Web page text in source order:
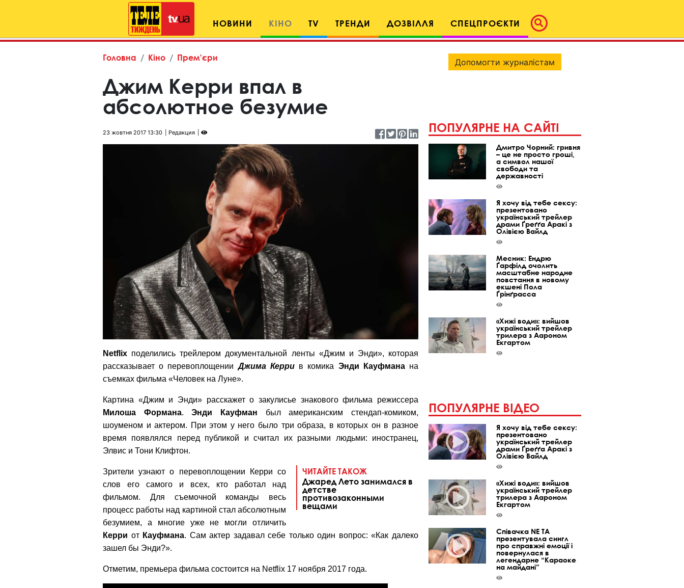
НОВИНИ КІНО TV ТРЕНДИ ДОЗВІЛЛЯ СПЕЦПРОЄКТИ
Головна Кіно Прем'єри
Джим Керри впал в
абсолютное безумие
23 жовтня 2017 13:30 Редакция
Netflix поделились трейлером документальной ленты «Джим и Энди», которая
рассказывает о перевоплощенииДжима Керри в комика Энди Кауфманана
съемках фильма «Человек на Луне».
Картина «Джим и Энди» расскажет о закулисье знакового фильма режиссера
Милоша Формана.Энди Кауфман был американским стендап-комиком,
шоуменом и актером. При этом у него было три образа, в которых он в разное
время появлялся перед публикой и считал их разными людьми: иностранец,
Элвис и Тони Клифтон.
ЧИТАЙТЕ ТАКОЖ
Джаред Лето занимался в
детстве
противозаконными
вещами
Зрители узнают о перевоплощении Керри со
слов его самого и всех, кто работал над
фильмом. Для съемочной команды весь
процесс работы над картиной стал абсолютным
безумием, а многие уже не могли отличить
Керри от Кауфмана. Сам актер задавал себе только один вопрос: «Как далеко
зашел бы Энди?».
Отметим, премьера фильма состоится на Netflix 17 ноября 2017 года.
Допомогти журналістам
ПОПУЛЯРНЕ НА САЙТІ
Дмитро Чорний: гривня
– це не просто гроші,
а символ нашої
свободи та
державності
Я хочу від тебе сексу:
презентовано
український трейлер
драми Ґреґґа Аракі з
Олівією Вайлд
Месник: Ендрю
Ґарфілд очолить
масштабне народне
повстання в новому
екшені Пола
Ґрінґрасса
«Хижі води»: вийшов
український трейлер
трилера з Аароном
Екгартом
ПОПУЛЯРНЕ ВІДЕО
Я хочу від тебе сексу:
презентовано
український трейлер
драми Ґреґґа Аракі з
Олівією Вайлд
«Хижі води»: вийшов
український трейлер
трилера з Аароном
Екгартом
Співачка NE TA
презентувала сингл
про справжні емоції і
повернулася в
легендарне “Караоке
на майдані”